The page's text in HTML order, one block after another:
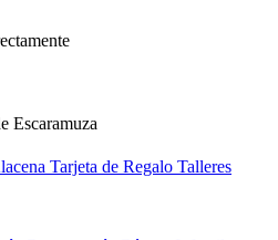
Tarjeta de Regalo Talleres